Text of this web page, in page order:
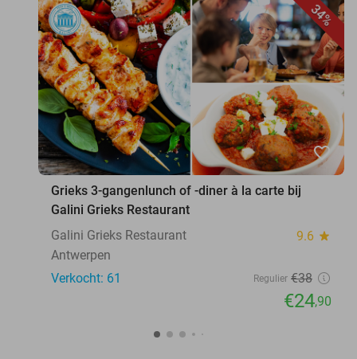
34%
favorite_border
Grieks 3-gangenlunch of -diner à la carte bij
Galini Grieks Restaurant
Galini Grieks Restaurant
9.6 star
Antwerpen
Verkocht: 61
Regulier €38
€24,90